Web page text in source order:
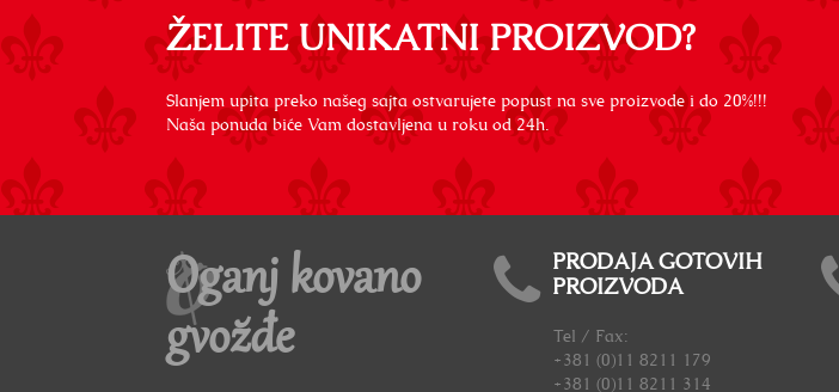
ŽELITE UNIKATNI PROIZVOD?
Slanjem upita preko našeg sajta ostvarujete popust na sve proizvode i do 20%!!!
Naša ponuda biće Vam dostavljena u roku od 24h.
Oganj kovano
gvožđe
PRODAJA GOTOVIH
PROIZVODA
Tel / Fax:
+381 (0)11 8211 179
+381 (0)11 8211 314